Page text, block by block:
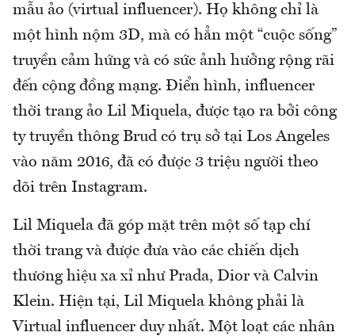
mẫu ảo (virtual influencer). Họ không chỉ là
một hình nộm 3D, mà có hẳn một “cuộc sống”
truyền cảm hứng và có sức ảnh hưởng rộng rãi
đến cộng đồng mạng. Điển hình, influencer
thời trang ảo Lil Miquela, được tạo ra bởi công
ty truyền thông Brud có trụ sở tại Los Angeles
vào năm 2016, đã có được 3 triệu người theo
dõi trên Instagram.
Lil Miquela đã góp mặt trên một số tạp chí
thời trang và được đưa vào các chiến dịch
thương hiệu xa xỉ như Prada, Dior và Calvin
Klein. Hiện tại, Lil Miquela không phải là
Virtual influencer duy nhất. Một loạt các nhân